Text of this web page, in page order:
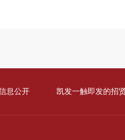
息公开 凯发一触即发的招